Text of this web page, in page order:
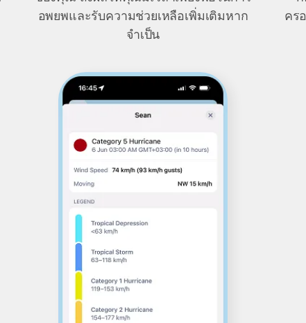
อพยพและรับความช่วยเหลือเพิ่มเติมหาก
จำเป็น
คร